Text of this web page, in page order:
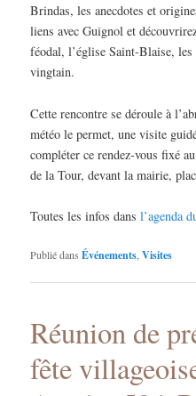
Brindas, les anecdotes et
liens avec Guignol et
féodal, l’église Saint-Blaise,
vingtain.
Cette rencontre se déroule à
météo le permet, une visite
compléter ce rendez-vous fixé
de la Tour, devant la mairie,
Toutes les infos dansl’agenda
Publié dans Événements ,Visites
Réunion de
fête